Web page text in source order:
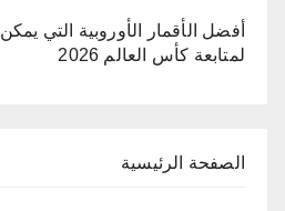
أفضل الأقمار الأوروبية التي
لمتابعة كأس العالم 2026
الصفحة الرئيسية